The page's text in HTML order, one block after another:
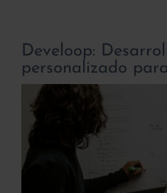
Develoop:
personalizado